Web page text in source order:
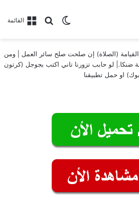
القائمةبحث عن
الوضع المظلم
(الصلاة) إن صلحت صلح سائر العمل | ومن
لو حابب تزورنا تاني اكتب بجوجل (كرتون
بوك) او حمل تطبيقنا